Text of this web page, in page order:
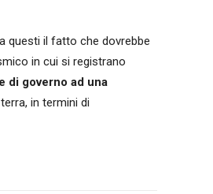
questi il fatto che dovrebbe
in cui si registrano
di governo ad una
in termini di